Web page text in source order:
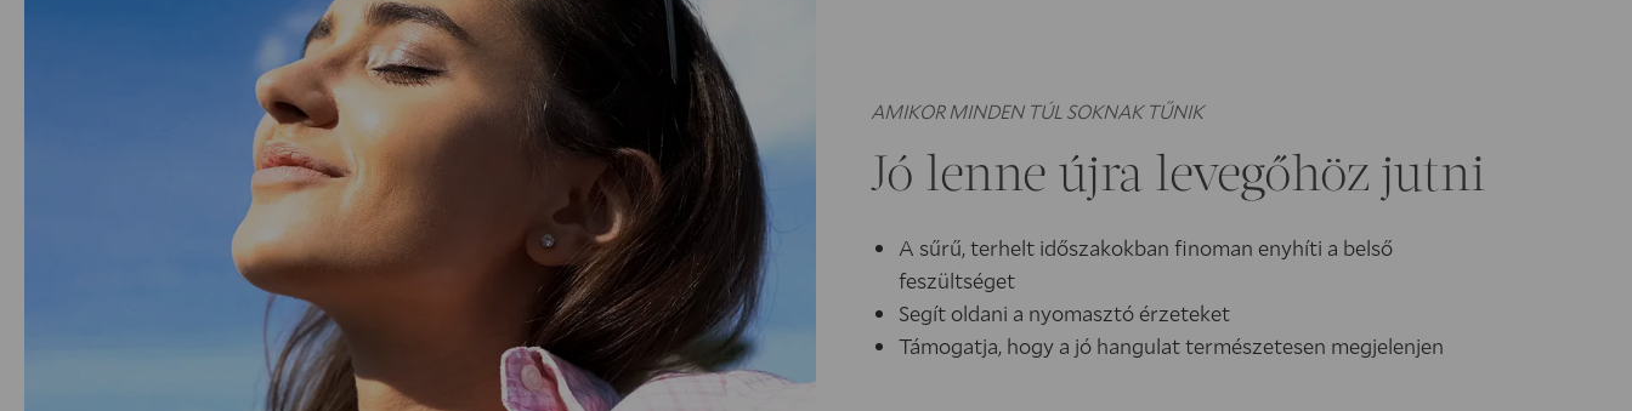
AMIKOR MINDEN TÚL SOKNAK TŰNIK
Jó lenne újra levegőhöz jutni
A sűrű, terhelt időszakokban finoman enyhíti a belső
feszültséget
Segít oldani a nyomasztó érzeteket
Támogatja, hogy a jó hangulat természetesen megjelenjen